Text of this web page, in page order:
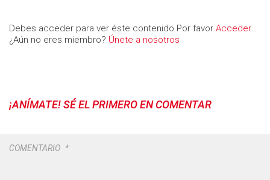
Debes acceder para ver éste contenido.Por favor Acceder
¿Aún no eres miembro? Únete a nosotros
¡ANÍMATE! SÉ EL PRIMERO EN COMENTAR
COMENTARIO *